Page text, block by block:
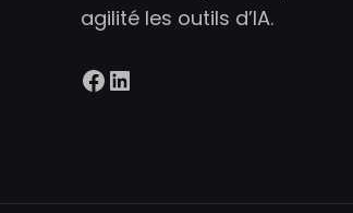
agilité les outils d’IA.
Facebook
LinkedIn